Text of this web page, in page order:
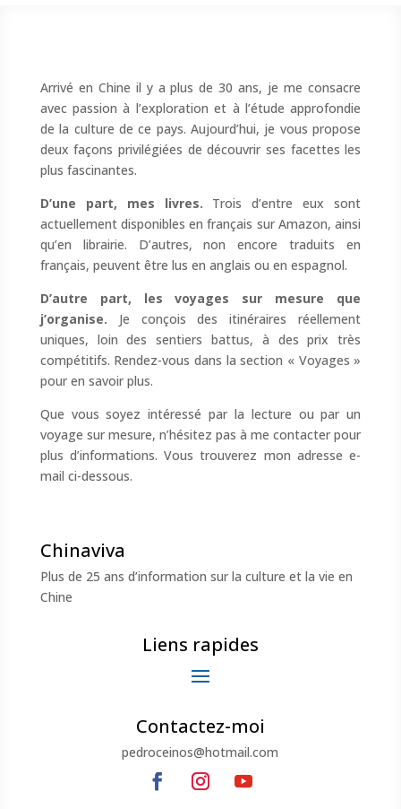
Arrivé en Chine il y a plus de 30 ans, je me consacre
avec passion à l’exploration et à l’étude approfondie
de la culture de ce pays. Aujourd’hui, je vous propose
deux façons privilégiées de découvrir ses facettes les
plus fascinantes.
D’une part, mes livres. Trois d’entre eux sont
actuellement disponibles en français sur Amazon, ainsi
qu’en librairie. D’autres, non encore traduits en
français, peuvent être lus en anglais ou en espagnol.
D’autre part, les voyages sur mesure que
j’organise. Je conçois des itinéraires réellement
uniques, loin des sentiers battus, à des prix très
compétitifs. Rendez-vous dans la section « Voyages »
pour en savoir plus.
Que vous soyez intéressé par la lecture ou par un
voyage sur mesure, n’hésitez pas à me contacter pour
plus d’informations. Vous trouverez mon adresse e-
mail ci-dessous.
Chinaviva
Plus de 25 ans d’information sur la culture et la vie en
Chine
Liens rapides
Contactez-moi
pedroceinos@hotmail.com